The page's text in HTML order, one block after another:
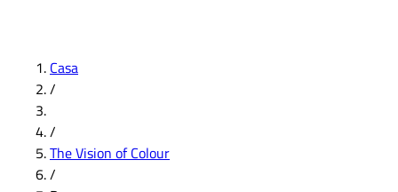
Casa
/
/
The Vision of Colour
/